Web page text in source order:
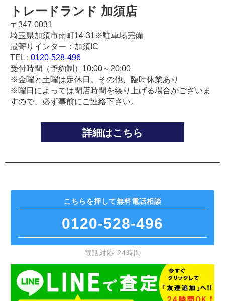
トレードランド 加須店
〒347-0031
埼玉県加須市南町14-31※駐車場完備
最寄りインター：加須IC
TEL : 0120-528-496
受付時間（予約制）10:00～20:00
※金曜と土曜は定休日。その他、臨時休業あり
※曜日によっては閉店時間を繰り上げる場合がございま
すので、必ず事前にご連絡下さい。
詳細はこちら
こちらを押して無料電話相談
0120-528-496
電話対応 24時間